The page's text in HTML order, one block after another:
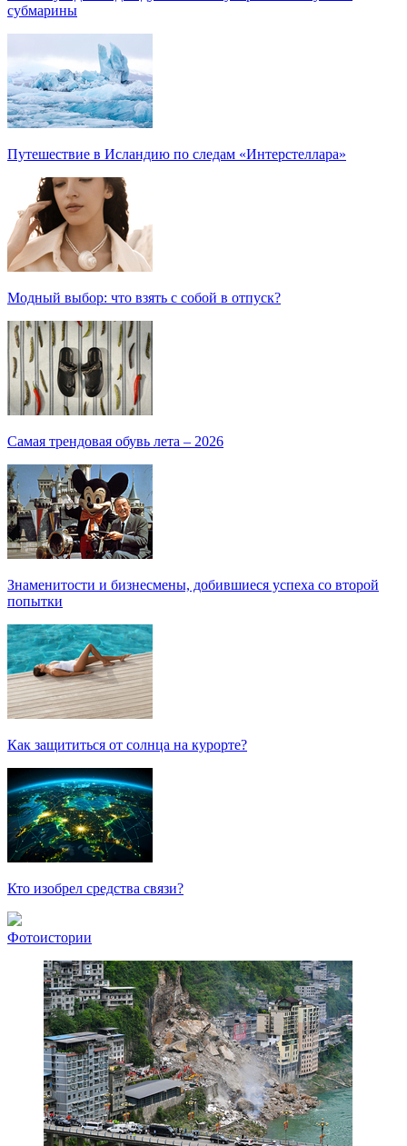
субмарины
Путешествие в Исландию по следам «Интерстеллара»
Модный выбор: что взять с собой в отпуск?
Самая трендовая обувь лета – 2026
Знаменитости и бизнесмены, добившиеся успеха со второй
попытки
Как защититься от солнца на курорте?
Кто изобрел средства связи?
Фотоистории